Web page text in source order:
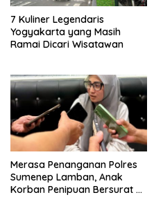
7 Kuliner Legendaris
Yogyakarta yang Masih
Ramai Dicari Wisatawan
Merasa Penanganan Polres
Sumenep Lamban, Anak
Korban Penipuan Bersurat ke